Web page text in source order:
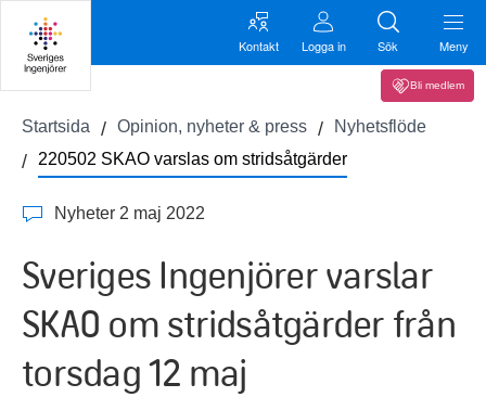
Kontakt Logga in Sök Meny
Bli medlem
Startsida Opinion, nyheter & press
Nyhetsflöde
220502 SKAO varslas om stridsåtgärder
Nyheter 2 maj 2022
Sveriges Ingenjörer varslar
SKAO om stridsåtgärder från
torsdag 12 maj